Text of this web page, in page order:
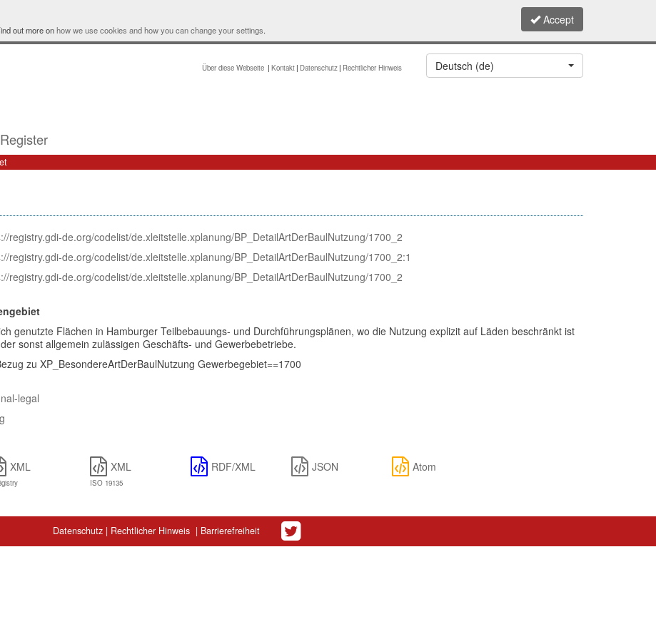
out more onhow we use cookies and how you can change your settings.
Accept
Über diese Webseite Kontakt Datenschutz Rechtlicher Hinweis Deutsch (de)
registry.gdi-de.org/codelist/de.xleitstelle.xplanung/BP_DetailArtDerBaulNutzung/1700_2
registry.gdi-de.org/codelist/de.xleitstelle.xplanung/BP_DetailArtDerBaulNutzung/1700_2:1
registry.gdi-de.org/codelist/de.xleitstelle.xplanung/BP_DetailArtDerBaulNutzung/1700_2
genutzte Flächen in Hamburger Teilbebauungs- und Durchführungsplänen, wo die Nutzung explizit auf Läden beschränkt ist
sonst allgemein zulässigen Geschäfts- und Gewerbebetriebe.
zu XP_BesondereArtDerBaulNutzung Gewerbegebiet==1700
legal
XML XML
ISO 19135
RDF/XML JSON Atom
Datenschutz| Rechtlicher Hinweis | Barrierefreiheit